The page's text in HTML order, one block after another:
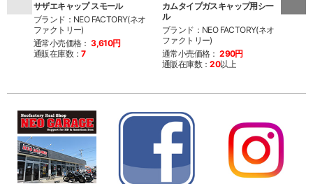
サザエキャップ スモール
ブランド：NEO FACTORY(ネオ
ファクトリー)
通常小売価格： 3,610円
通販在庫数：7
カムタイプガスキャップ用シー
ル
ブランド：NEO FACTORY(ネオ
ファクトリー)
通常小売価格： 290円
通販在庫数：20以上
ル